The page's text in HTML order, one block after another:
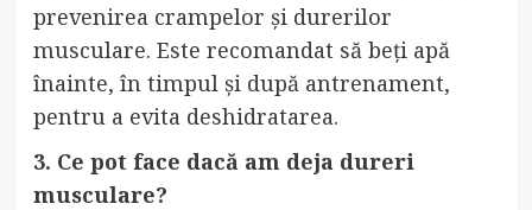
prevenirea crampelor și durerilor
musculare. Este recomandat să beți apă
înainte, în timpul și după antrenament,
pentru a evita deshidratarea.
3. Ce pot face dacă am deja dureri
musculare?